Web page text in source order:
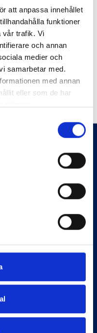
att anpassa innehållet
funktioner
vår trafik. Vi
och annan
medier och
samarbetar med.
med annan
eller som de har